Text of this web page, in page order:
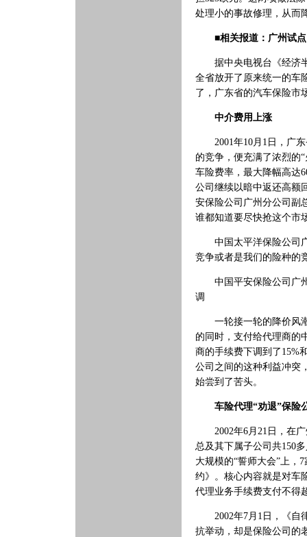
处理小的事故修理，从而
■相关报道：广州试
据中央电视台《经济半
全省放开了原来统一的车
了，广东省的汽车保险市
中介费用上涨
2001年10月1日，广东
的竞争，便充满了浓烈的
车险费率，最大降幅高达
公司继续以暗中返还高额
安保险公司广州分公司副
谁都知道要尽快抢这个市
中国太平洋保险公司广
竞争或者是我们的险种的
中国平安保险公司广州
调
一轮接一轮的降价风潮
的同时，支付给代理商的
商的手续费下调到了15%
公司之间的这种利益冲突
始尝到了苦头。
车险代理“劝退”保险
2002年6月21日，在广
总及其下属子公司共150
大规模的“誓师大会”上，
约》。核心内容就是对车
代理业务手续费支付不得
2002年7月1日，《自律
抗举动，却是保险公司的